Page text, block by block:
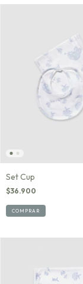
Set Cup
$36.900
COMPRAR